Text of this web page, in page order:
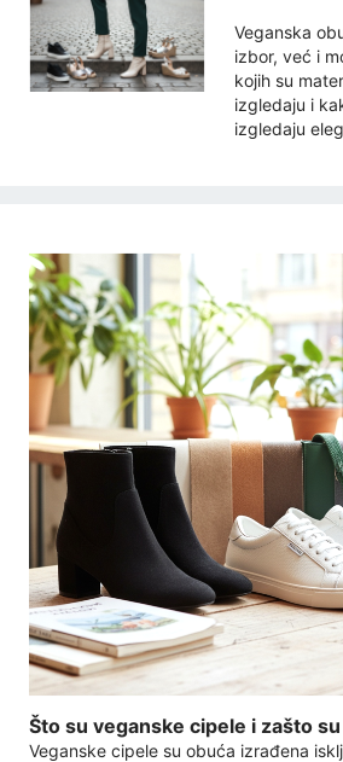
Veganska
izbor, već i
kojih su
izgledaju i
izgledaju
Što su veganske cipele i zašto
Veganske cipele su obuća izrađena